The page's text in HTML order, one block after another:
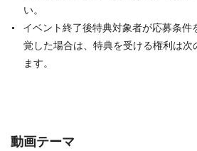
い。
イベント終了後特典対象者が応募条件
覚した場合は、特典を受ける権利は
ます。
動画テーマ